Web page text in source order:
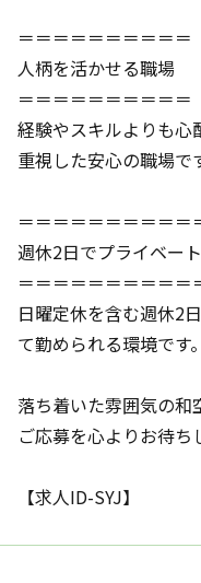
＝＝＝＝＝＝＝＝＝＝
人柄を活かせる職場
＝＝＝＝＝＝＝＝＝＝
経験やスキルよりも心
重視した安心の職場で
＝＝＝＝＝＝＝＝＝＝
週休2日でプライベー
＝＝＝＝＝＝＝＝＝＝
日曜定休を含む週休2
て勤められる環境です。
落ち着いた雰囲気の和
ご応募を心よりお待ち
【求人ID-SYJ】